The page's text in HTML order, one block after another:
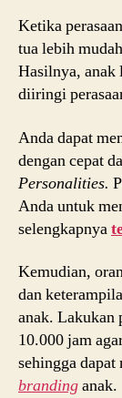
Ketika
tua lebih
Hasilnya, anak
diiringi
Anda dapat
dengan cepat
Personalities.
Anda untuk
selengkapnya
Kemudian,
dan
anak. Lakukan
10.000 jam
sehingga
brandinganak.